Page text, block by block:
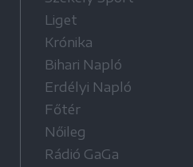
Liget
Krónika
Bihari Napló
Erdélyi Napló
Főtér
Nőileg
Rádió GaGa